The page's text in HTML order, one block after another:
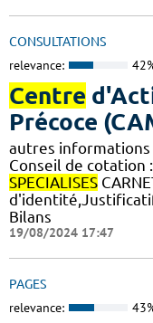
CONSULTATIONS
relevance:
Centre
Précoce
autres informations
Conseil de cotation :
SPECIALISES
Bilans
19/08/2024 17:47
PAGES
relevance: